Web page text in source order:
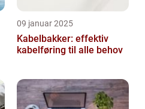
09 januar 2025
Kabelbakker: effektiv
kabelføring til alle behov